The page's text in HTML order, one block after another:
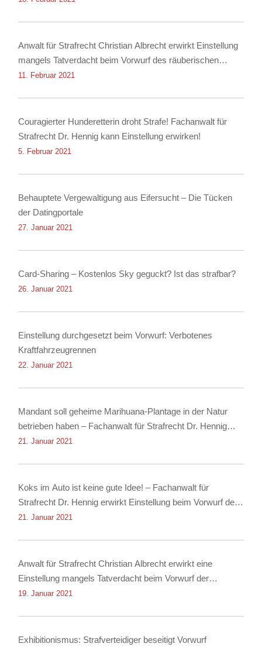
Anwalt für Strafrecht Christian Albrecht erwirkt Einstellung
mangels Tatverdacht beim Vorwurf des räuberischen
Diebstahls sowie der Körperverletzung
11. Februar 2021
Couragierter Hunderetterin droht Strafe! Fachanwalt für
Strafrecht Dr. Hennig kann Einstellung erwirken!
5. Februar 2021
Behauptete Vergewaltigung aus Eifersucht – Die Tücken
der Datingportale
27. Januar 2021
Card-Sharing – Kostenlos Sky geguckt? Ist das strafbar?
26. Januar 2021
Einstellung durchgesetzt beim Vorwurf: Verbotenes
Kraftfahrzeugrennen
22. Januar 2021
Mandant soll geheime Marihuana-Plantage in der Natur
betrieben haben – Fachanwalt für Strafrecht Dr. Hennig
erwirkt Einstellung
21. Januar 2021
Koks im Auto ist keine gute Idee! – Fachanwalt für
Strafrecht Dr. Hennig erwirkt Einstellung beim Vorwurf des
Besitzes von Kokain!
21. Januar 2021
Anwalt für Strafrecht Christian Albrecht erwirkt eine
Einstellung mangels Tatverdacht beim Vorwurf der
Nachstellung
19. Januar 2021
Exhibitionismus: Strafverteidiger beseitigt Vorwurf